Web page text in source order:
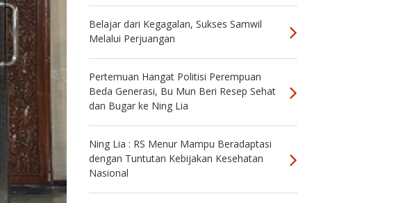
Belajar dari Kegagalan, Sukses Samwil
Melalui Perjuangan
Pertemuan Hangat Politisi Perempuan
Beda Generasi, Bu Mun Beri Resep Sehat
dan Bugar ke Ning Lia
Ning Lia : RS Menur Mampu Beradaptasi
dengan Tuntutan Kebijakan Kesehatan
Nasional